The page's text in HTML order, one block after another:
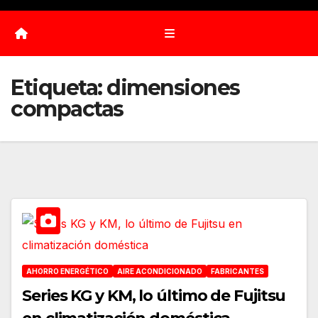
Etiqueta:dimensiones
compactas
AHORRO ENERGÉTICO AIRE ACONDICIONADO FABRICANTES
Series KG y KM, lo último de Fujitsu